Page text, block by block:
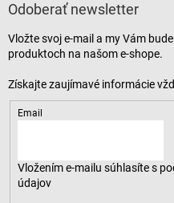
Odoberať newsletter
Vložte svoj e-mail a my Vám
produktoch na našom e-shope.
Email
Vložením e-mailu súhlasíte s
údajov